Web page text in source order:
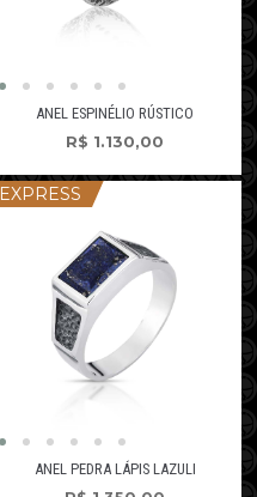
ANEL ESPINÉLIO RÚSTICO
R$ 1.130,00
EXPRESS
ANEL PEDRA LÁPIS LAZULI